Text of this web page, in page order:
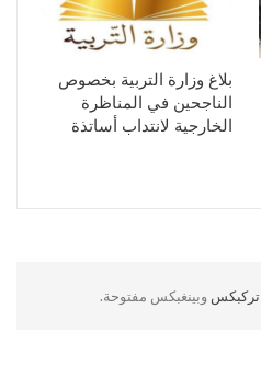
بلاغ وزارة التربية بخصوص
الناجحين في المناظرة
الخارجية لانتداب أساتذة
تركبكس وبينغبكس مفتوحة.